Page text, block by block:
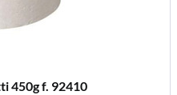
450g f. 92410